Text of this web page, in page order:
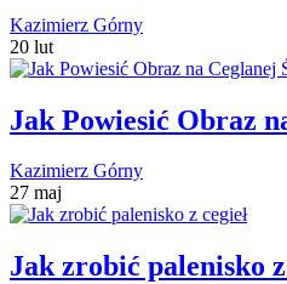
Kazimierz Górny
20 lut
Jak Powiesić Obraz
Kazimierz Górny
27 maj
Jak zrobić palenisko z